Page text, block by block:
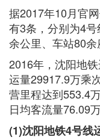
据2017年10月官
有3条，分别为4
余公里、车站80余
2016年，沈阳地
运量29917.9万乘
营里程达到553.4
日均客流量76.09万
(1)沈阳地铁4号线